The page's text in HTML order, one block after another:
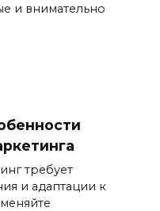
и внимательно
требует
и адаптации к